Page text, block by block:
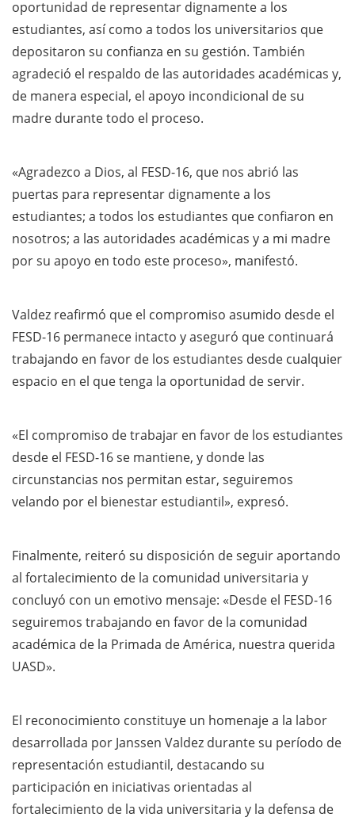
oportunidad de representar dignamente a los
estudiantes, así como a todos los universitarios que
depositaron su confianza en su gestión. También
agradeció el respaldo de las autoridades académicas y,
de manera especial, el apoyo incondicional de su
madre durante todo el proceso.
«Agradezco a Dios, al FESD-16, que nos abrió las
puertas para representar dignamente a los
estudiantes; a todos los estudiantes que confiaron en
nosotros; a las autoridades académicas y a mi madre
por su apoyo en todo este proceso», manifestó.
Valdez reafirmó que el compromiso asumido desde el
FESD-16 permanece intacto y aseguró que continuará
trabajando en favor de los estudiantes desde cualquier
espacio en el que tenga la oportunidad de servir.
«El compromiso de trabajar en favor de los estudiantes
desde el FESD-16 se mantiene, y donde las
circunstancias nos permitan estar, seguiremos
velando por el bienestar estudiantil», expresó.
Finalmente, reiteró su disposición de seguir aportando
al fortalecimiento de la comunidad universitaria y
concluyó con un emotivo mensaje: «Desde el FESD-16
seguiremos trabajando en favor de la comunidad
académica de la Primada de América, nuestra querida
UASD».
El reconocimiento constituye un homenaje a la labor
desarrollada por Janssen Valdez durante su período de
representación estudiantil, destacando su
participación en iniciativas orientadas al
fortalecimiento de la vida universitaria y la defensa de